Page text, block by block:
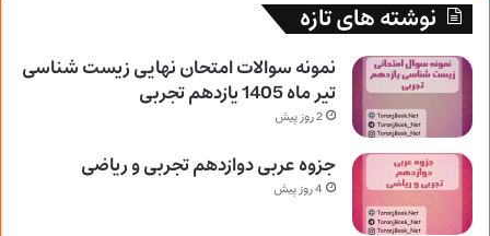
نوشته های تازه
نمونه سوالات امتحان نهایی زیست شناسی
تیر ماه 1405 یازدهم تجربی
2 روز پیش
جزوه عربی دوازدهم تجربی و ریاضی
4 روز پیش